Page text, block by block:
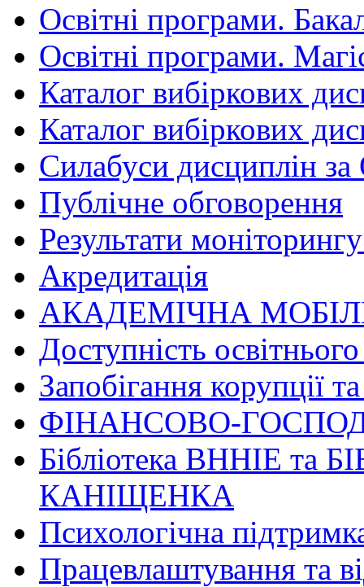
Освітні програми.
Освітні програми.
Каталог вибіркових
Каталог вибіркових
Силабуси дисциплін
Публічне обговорення
Результати
Акредитація
АКАДЕМІЧНА
Доступність
Запобігання корупції
ФІНАНСОВО-
Бібліотека ВННІЕ та
КАНІЩЕНКА
Психологічна
Працевлаштування та